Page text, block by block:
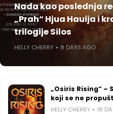
Nada kao poslednja
„Prah“ Hjua Hauija i
trilogije Silos
HELLY CHERRY 8 DAYS AGO
„Osiris Rising“ –
koji se ne
HELLY CHERRY 18